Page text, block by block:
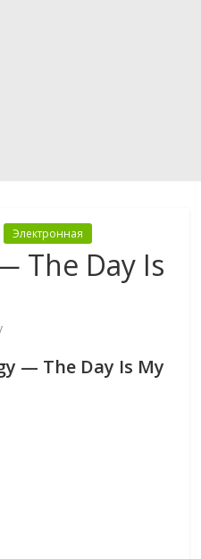
Электронная
The Day Is
— The Day Is My